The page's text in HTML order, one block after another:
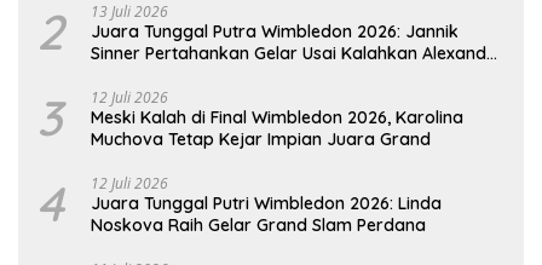
2 13 Juli 2026
Juara Tunggal Putra Wimbledon 2026: Jannik
Sinner Pertahankan Gelar Usai Kalahkan Alexander
3 12 Juli 2026
Meski Kalah di Final Wimbledon 2026, Karolina
Muchova Tetap Kejar Impian Juara Grand
4 12 Juli 2026
Juara Tunggal Putri Wimbledon 2026: Linda
Noskova Raih Gelar Grand Slam Perdana